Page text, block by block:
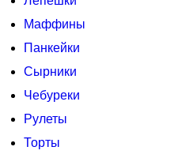
Маффины
Панкейки
Сырники
Чебуреки
Рулеты
Торты